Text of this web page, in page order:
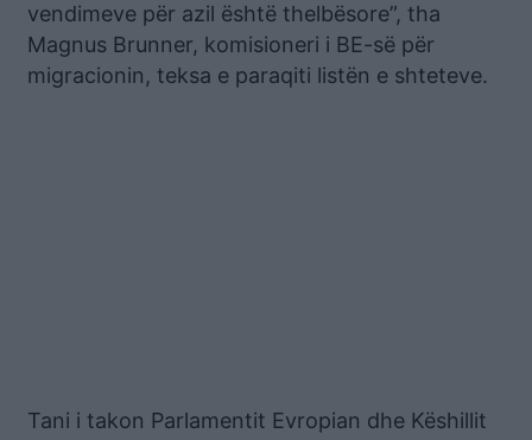
vendimeve për azil është thelbësore”, tha
Magnus Brunner, komisioneri i BE-së për
migracionin, teksa e paraqiti listën e shteteve.
Tani i takon Parlamentit Evropian dhe Këshillit